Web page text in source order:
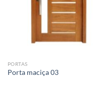
PORTAS
Porta maciça 03